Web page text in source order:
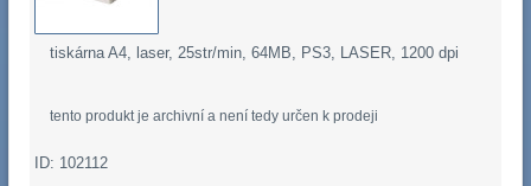
tiskárna A4, laser, 25str/min, 64MB, PS3, LASER, 1200 dpi
tento produkt je archivní a není tedy určen k prodeji
ID: 102112